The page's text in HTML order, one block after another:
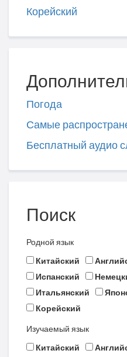
Корейский
Погода
Самые
Бесплатный аудио
Поиск
Родной язык
Китайский
Испанский
Итальянский
Корейский
Изучаемый язык
Китайский